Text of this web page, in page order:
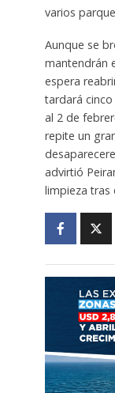
varios
Aunque se
mantendrán
espera
tardará
al 2 de
repite un
advirtió
limpieza tras